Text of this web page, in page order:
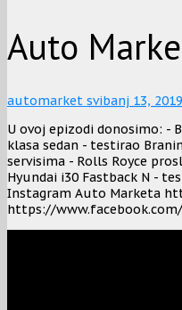
Auto
automarket svibanj 13,
U ovoj epizodi donosimo: -
klasa sedan - testirao
servisima - Rolls Royce
Hyundai i30 Fastback N -
Instagram Auto Marketa
https://